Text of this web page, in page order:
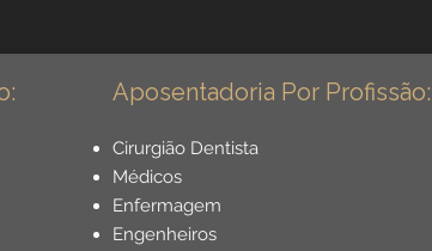
Aposentadoria Por Profissão:
Cirurgião Dentista
Médicos
Enfermagem
Engenheiros